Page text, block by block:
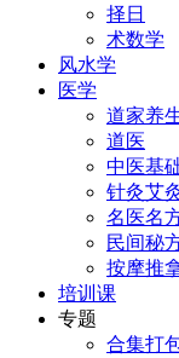
择日
术数学
风水学
医学
道家养
道医
中医基
针灸艾
名医名
民间秘
按摩推
培训课
专题
合集打